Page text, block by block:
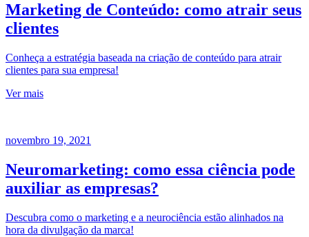
Marketing de Conteúdo: como atrair seus
clientes
Conheça a estratégia baseada na criação de conteúdo para atrair
clientes para sua empresa!
Ver mais
novembro 19, 2021
Neuromarketing: como essa ciência pode
auxiliar as empresas?
Descubra como o marketing e a neurociência estão alinhados na
hora da divulgação da marca!